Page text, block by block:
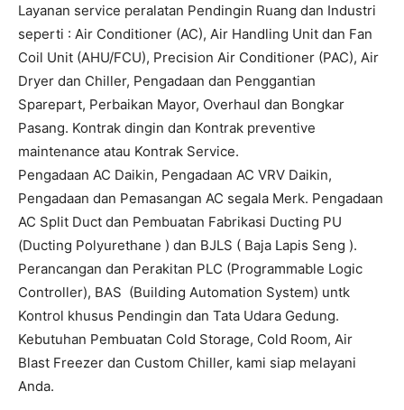
Layanan service peralatan Pendingin Ruang dan Industri
seperti : Air Conditioner (AC), Air Handling Unit dan Fan
Coil Unit (AHU/FCU), Precision Air Conditioner (PAC), Air
Dryer dan Chiller, Pengadaan dan Penggantian
Sparepart, Perbaikan Mayor, Overhaul dan Bongkar
Pasang. Kontrak dingin dan Kontrak preventive
maintenance atau Kontrak Service.
Pengadaan AC Daikin, Pengadaan AC VRV Daikin,
Pengadaan dan Pemasangan AC segala Merk. Pengadaan
AC Split Duct dan Pembuatan Fabrikasi Ducting PU
(Ducting Polyurethane ) dan BJLS ( Baja Lapis Seng ).
Perancangan dan Perakitan PLC (Programmable Logic
Controller), BAS (Building Automation System) untk
Kontrol khusus Pendingin dan Tata Udara Gedung.
Kebutuhan Pembuatan Cold Storage, Cold Room, Air
Blast Freezer dan Custom Chiller, kami siap melayani
Anda.